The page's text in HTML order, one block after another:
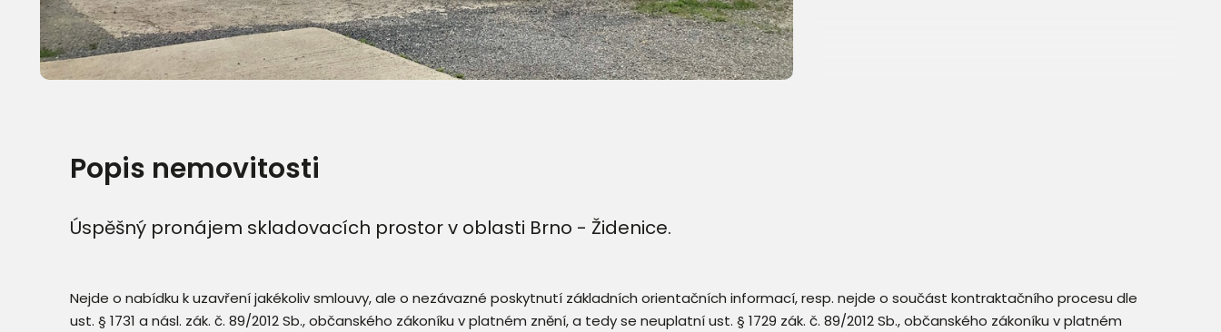
Popis nemovitosti
Úspěšný pronájem skladovacích prostor v oblasti Brno - Židenice.
Nejde o nabídku k uzavření jakékoliv smlouvy, ale o nezávazné poskytnutí základních orientačních informací, resp. nejde o součást kontraktačního procesu dle
ust. § 1731 a násl. zák. č. 89/2012 Sb., občanského zákoníku v platném znění, a tedy se neuplatní ust. § 1729 zák. č. 89/2012 Sb., občanského zákoníku v platném